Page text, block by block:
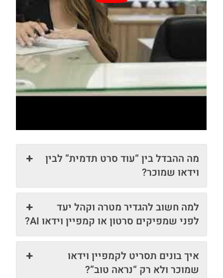
מה ההבדל בין “עוד סרט תדמית” לבין
וידאו שמוכר?
למה חשוב להגדיר מטרה וקהל יעד
לפני שמפיקים סרטון או קמפיין וידאו AI?
איך בונים תסריט לקמפיין וידאו
שמוכר ולא רק “נראה טוב”?